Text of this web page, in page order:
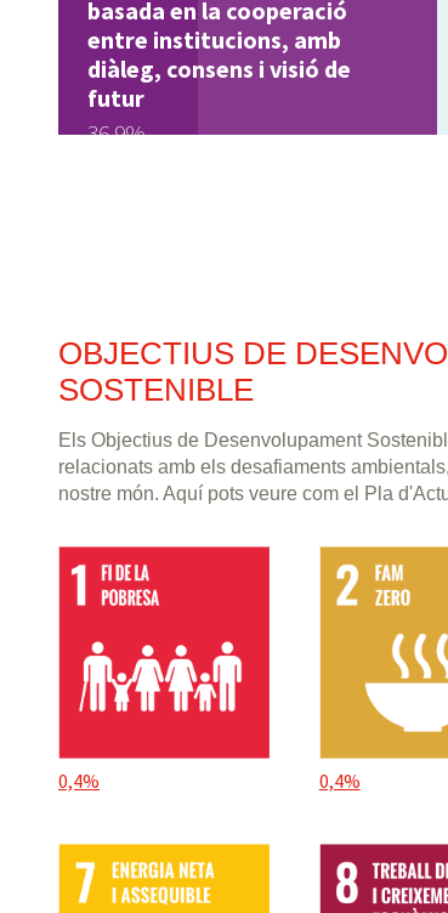
basada en la cooperació
entre institucions, amb
diàleg, consens i visió de
futur
36,9%
OBJECTIUS DE
SOSTENIBLE
Els Objectius de Desenvolupament
relacionats amb els desafiaments
nostre món. Aquí pots veure com el Pla
0,4% 0,4%